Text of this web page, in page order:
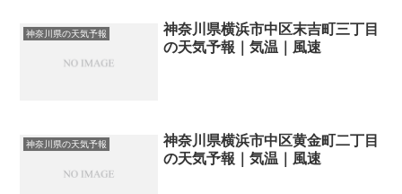
神奈川県の天気予報
神奈川県横浜市中区末吉町三丁目
の天気予報｜気温｜風速
神奈川県の天気予報
神奈川県横浜市中区黄金町二丁目
の天気予報｜気温｜風速